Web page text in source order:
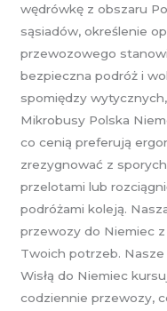
wędrówkę z obszaru
sąsiadów, określenie
przewozowego
bezpieczna podróż i
spomiędzy
Mikrobusy Polska
co cenią preferują
zrezygnować z
przelotami lub
podróżami koleją.
przewozy do Niemiec
Twoich potrzeb.
Wisłą do Niemiec
codziennie przewozy,